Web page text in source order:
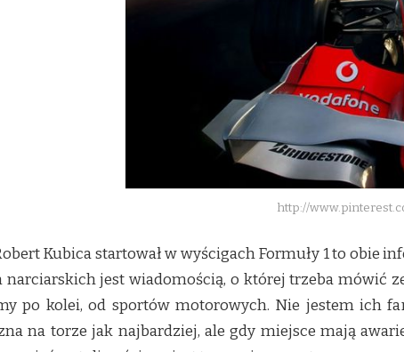
http://
Kubica startował w wyścigach Formuły 1 to obie
narciarskich jest wiadomością, o której trzeba mówić
po kolei, od sportów motorowych. Nie jestem ich
na torze jak najbardziej, ale gdy miejsce mają